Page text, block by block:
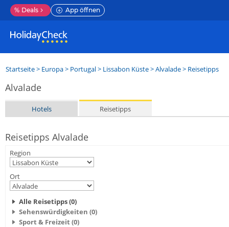
% Deals App öffnen
Startseite> Europa> Portugal> Lissabon Küste>Alvalade> Reisetipps
Alvalade
Hotels Reisetipps
Reisetipps Alvalade
Region
Ort
Alle Reisetipps (0)
Sehenswürdigkeiten (0)
Sport & Freizeit (0)